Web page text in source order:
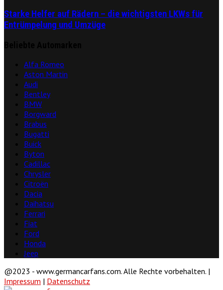
Starke Helfer auf Rädern – die wichtigsten LKWs für
Entrümpelung und Umzüge
Alfa Romeo
Aston Martin
Audi
Bentley
BMW
Borgward
Brabus
Bugatti
Buick
Byton
Cadillac
Chrysler
Citroën
Dacia
Daihatsu
Ferrari
Fiat
Ford
Honda
Jeep
@2023 - www.germancarfans.com. Alle Rechte vorbehalten. |
Impressum | Datenschutz